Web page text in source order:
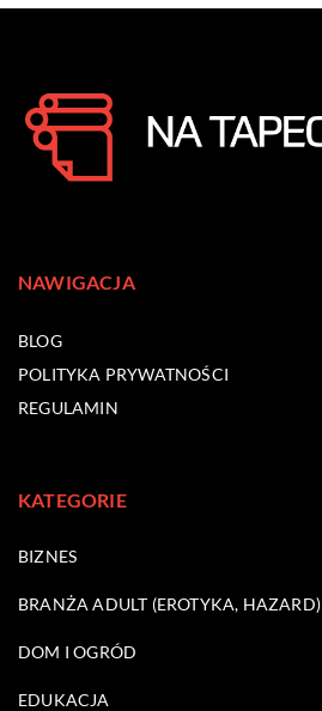
NAWIGACJA
BLOG
POLITYKA PRYWATNOŚCI
REGULAMIN
KATEGORIE
BIZNES
BRANŻA ADULT (EROTYKA, HAZARD)
DOM I OGRÓD
EDUKACJA